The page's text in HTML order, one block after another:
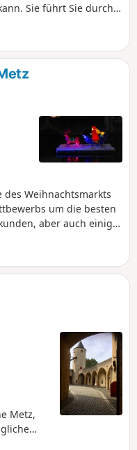
Sie führt Sie durch
durch einige seiner
des Weihnachtsmarkts
um die besten
aber auch einige
Römerzeit bis heute,
zwischen 1870 und
Metz,